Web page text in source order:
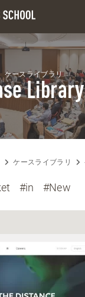
ケースライブラリ
Library
ケースライブラリ
#in #New